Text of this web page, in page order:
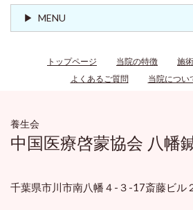
MENU
トップページ 当院の特徴 施
よくあるご質問
当院につい
養生会
中国医療啓蒙協会 八幡
千葉県市川市南八幡４-３-17斎藤ビル